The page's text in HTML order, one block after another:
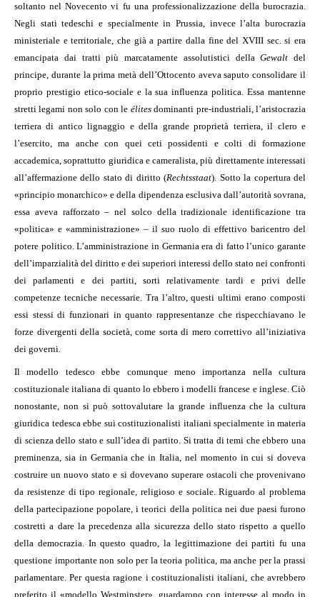
soltanto nel Novecento vi fu una professionalizzazione della burocrazia.
Negli stati tedeschi e specialmente in Prussia, invece l’alta burocrazia
ministeriale e territoriale, che già a partire dalla fine del XVIII sec. si era
emancipata dai tratti più marcatamente assolutistici dellaGewalt del
principe, durante la prima metà dell’Ottocento aveva saputo consolidare il
proprio prestigio etico-sociale e la sua influenza politica. Essa mantenne
stretti legami non solo con le élitesdominanti pre-industriali, l’aristocrazia
terriera di antico lignaggio e della grande proprietà terriera, il clero e
l’esercito, ma anche con quei ceti possidenti e colti di formazione
accademica, soprattutto giuridica e cameralista, più direttamente interessati
all’affermazione dello stato di diritto (Rechtsstaat). Sotto la copertura del
«principio monarchico» e della dipendenza esclusiva dall’autorità sovrana,
essa aveva rafforzato – nel solco della tradizionale identificazione tra
«politica» e «amministrazione» – il suo ruolo di effettivo baricentro del
potere politico. L’amministrazione in Germania era di fatto l’unico garante
dell’imparzialità del diritto e dei superiori interessi dello stato nei confronti
dei parlamenti e dei partiti, sorti relativamente tardi e privi delle
competenze tecniche necessarie. Tra l’altro, questi ultimi erano composti
essi stessi di funzionari in quanto rappresentanze che rispecchiavano le
forze divergenti della società, come sorta di mero correttivo all’iniziativa
dei governi.
Il modello tedesco ebbe comunque meno importanza nella cultura
costituzionale italiana di quanto lo ebbero i modelli francese e inglese. Ciò
nonostante, non si può sottovalutare la grande influenza che la cultura
giuridica tedesca ebbe sui costituzionalisti italiani specialmente in materia
di scienza dello stato e sull’idea di partito. Si tratta di temi che ebbero una
preminenza, sia in Germania che in Italia, nel momento in cui si doveva
costruire un nuovo stato e si dovevano superare ostacoli che provenivano
da resistenze di tipo regionale, religioso e sociale. Riguardo al problema
della partecipazione popolare, i teorici della politica nei due paesi furono
costretti a dare la precedenza alla sicurezza dello stato rispetto a quello
della democrazia. In questo quadro, la legittimazione dei partiti fu una
questione importante non solo per la teoria politica, ma anche per la prassi
parlamentare. Per questa ragione i costituzionalisti italiani, che avrebbero
preferito il «modello Westminster», guardarono con interesse al modo in